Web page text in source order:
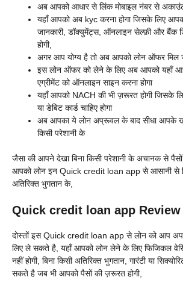
अब आपको आधार से लिंक मोबाइल नंबर से
यहाँ आपको अब kyc करना होगा जिसके लिए
जानकारी, डॉक्युमेंट्स, ऑनलाइन सेल्फ़ी और बैंक
होगी,
अगर आप योग्य है तो अब आपको लोन ऑफर मिल
इस लोन ऑफर को लेने के लिए अब आपको यहाँ
एग्रीमेंट को ऑनलाइन साइन करना होगा
यहाँ आपको NACH की भी ज़रूरत होगी जिसके
या डेबिट कार्ड चाहिए होगा
अब आपका ये लोन अप्रूवल के बाद सीधा आपके
किसी परेशानी के
जैसा की आपने देखा बिना किसी परेशानी के अचानक से
आपको लोन इन Quick credit loan app से आसानी से
अतिरिक्त भुगतान के,
Quick credit loan app Review
दोस्तों इस Quick credit loan app से लोन को आप
लिए ले सकते है, यहाँ आपको लोन लेने के लिए फिजिकल
नहीं होगी, बिना किसी अतिरिक्त भुगतान, गारंटी या
सकते है जब भी आपको पैसों की ज़रूरत होगी,